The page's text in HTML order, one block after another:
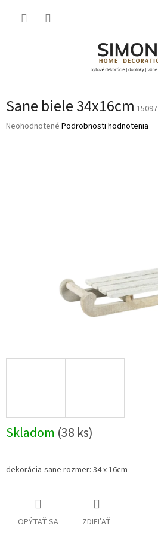
Sane biele 34x16cm 15097
Priemerné
Neohodnotené Podrobnosti hodnotenia
Skladom (38 ks)
dekorácia-sane rozmer: 34 x 16cm
OPÝTAŤ SA ZDIEĽAŤ